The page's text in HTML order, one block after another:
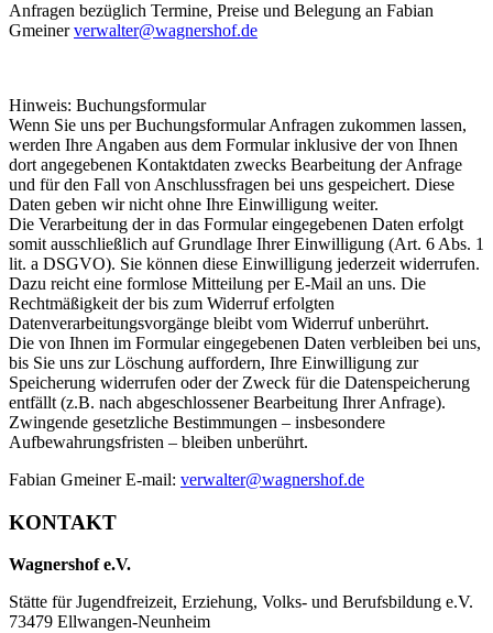
Anfragen bezüglich Termine, Preise und Belegung an Fabian
Gmeinerverwalter@wagnershof.de
Hinweis: Buchungsformular
Wenn Sie uns per Buchungsformular Anfragen zukommen lassen,
werden Ihre Angaben aus dem Formular inklusive der von Ihnen
dort angegebenen Kontaktdaten zwecks Bearbeitung der Anfrage
und für den Fall von Anschlussfragen bei uns gespeichert. Diese
Daten geben wir nicht ohne Ihre Einwilligung weiter.
Die Verarbeitung der in das Formular eingegebenen Daten erfolgt
somit ausschließlich auf Grundlage Ihrer Einwilligung (Art. 6 Abs. 1
lit. a DSGVO). Sie können diese Einwilligung jederzeit widerrufen.
Dazu reicht eine formlose Mitteilung per E-Mail an uns. Die
Rechtmäßigkeit der bis zum Widerruf erfolgten
Datenverarbeitungsvorgänge bleibt vom Widerruf unberührt.
Die von Ihnen im Formular eingegebenen Daten verbleiben bei uns,
bis Sie uns zur Löschung auffordern, Ihre Einwilligung zur
Speicherung widerrufen oder der Zweck für die Datenspeicherung
entfällt (z.B. nach abgeschlossener Bearbeitung Ihrer Anfrage).
Zwingende gesetzliche Bestimmungen – insbesondere
Aufbewahrungsfristen – bleiben unberührt.
Fabian Gmeiner E-mail: verwalter@wagnershof.de
KONTAKT
Wagnershof e.V.
Stätte für Jugendfreizeit, Erziehung, Volks- und Berufsbildung e.V.
73479 Ellwangen-Neunheim